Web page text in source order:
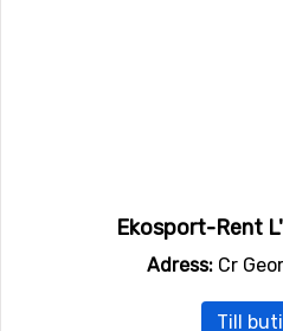
Ekosport-Rent
Adress:Cr
Till